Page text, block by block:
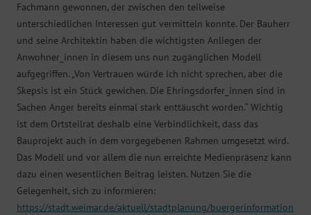
Fachmann gewonnen, der zwischen den teilweise
unterschiedlichen Interessen gut vermitteln konnte. Der Bauherr
und seine Architektin haben die wichtigsten Anliegen der
Anwohner_innen in diesem uns nun zugänglichen Modell
aufgegriffen. „Von Vertrauen würde ich nicht sprechen, aber die
Skepsis ist ein Stück gewichen. Die Ehringsdorfer_innen sind in
Sachen Anger bereits einmal stark enttäuscht worden.“ Wichtig
ist dem Ortsteilrat deshalb eine Verbindlichkeit, dass das
Bauprojekt auch in dem vorgegebenen Rahmen umgesetzt wird.
Das Modell und vor allem die nun erreichte Medienpräsenz kann
dazu einen wesentlichen Beitrag leisten. Nutzen Sie die
Gelegenheit, sich zu informieren:
https://stadt.weimar.de/aktuell/stadtplanung/buergerinformation